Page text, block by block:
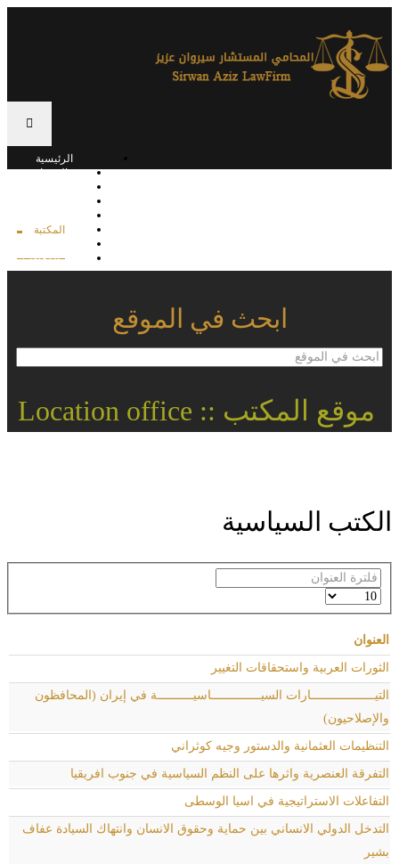
الرئيسية
الخدمات
المكتبة
المقالات
ابحث في الموقع
ابحث
في
موقع المكتب :: Location office
الكتب السياسية
فلترة
العنوان
عدد
الإظهارات:
العنوان
الثورات العربية واستحقاقات التغيير
التيــــــــــــــــــارات السيــــــــــــــاسيــــــــــة في إيران (المحافظون
والإصلاحيون)
التنظيمات العثمانية والدستور وجيه كوثراني
التفرقة العنصرية واثرها على النظم السياسية في جنوب افريقيا
التفاعلات الاستراتيجية في اسيا الوسطى
التدخل الدولي الانساني بين حماية وحقوق الانسان وانتهاك السيادة عفاف
بشير